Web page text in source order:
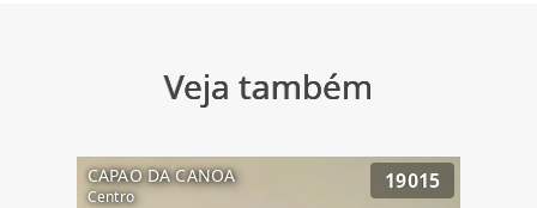
Veja também
CAPAO DA CANOA
Centro
19015